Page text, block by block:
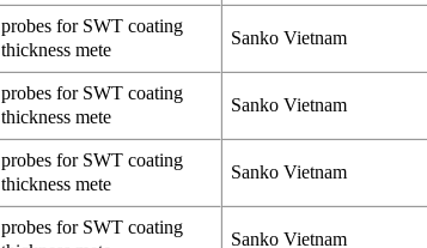
probes for SWT coating
thickness mete
Sanko Vietnam
probes for SWT coating
thickness mete
Sanko Vietnam
probes for SWT coating
thickness mete
Sanko Vietnam
probes for SWT coating
Sanko Vietnam